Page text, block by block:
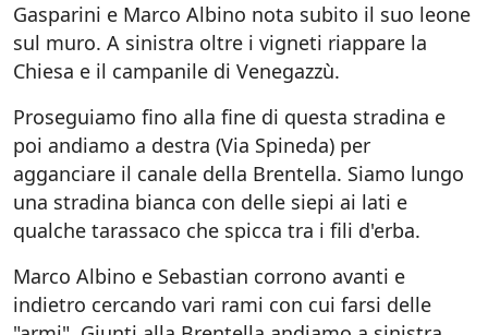
Gasparini e Marco Albino nota subito il suo leone
sul muro. A sinistra oltre i vigneti riappare la
Chiesa e il campanile di Venegazzù.
Proseguiamo fino alla fine di questa stradina e
poi andiamo a destra (Via Spineda) per
agganciare il canale della Brentella. Siamo lungo
una stradina bianca con delle siepi ai lati e
qualche tarassaco che spicca tra i fili d'erba.
Marco Albino e Sebastian corrono avanti e
indietro cercando vari rami con cui farsi delle